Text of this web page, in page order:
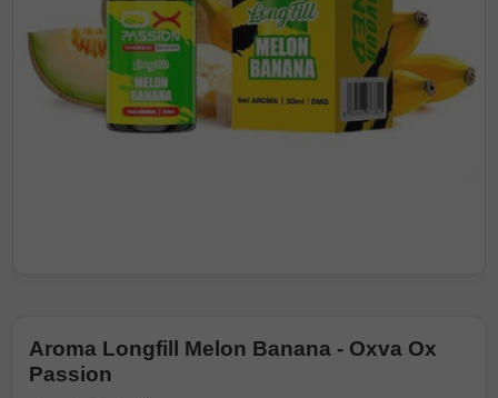
Aroma Longfill Melon Banana - Oxva Ox
Passion